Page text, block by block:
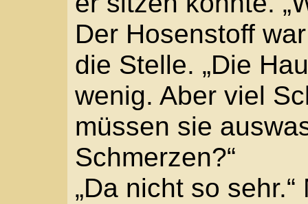
etwas?“
Deutlich erinnerte
„Nicht viel. Einen
reichen Mäzen ...
Räume, einen fürs
Malen ...“
Das war seine
Mehrmals leckte er